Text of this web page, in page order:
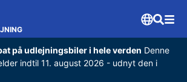
på udlejningsbiler i hele verden Denne
indtil 11. august 2026 - udnyt den i